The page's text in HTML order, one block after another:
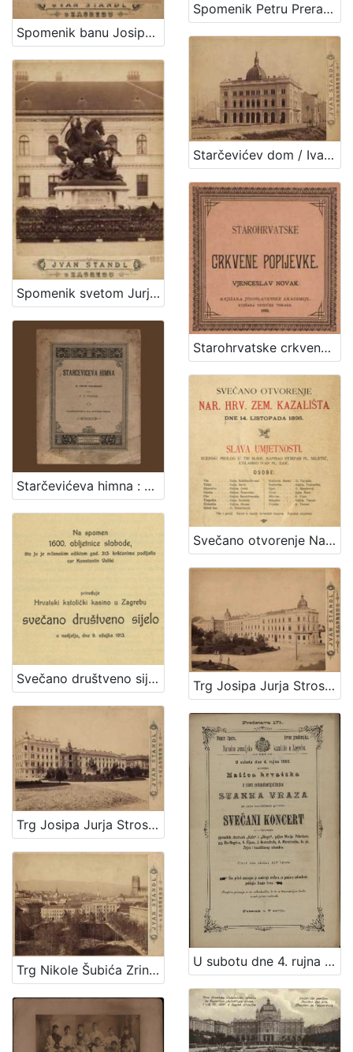
Spomenik banu Josipu Jelačiću : Trg bana Jelačića / Ivan Standl
Spomenik Petru Preradoviću / Ivan Standl
Spomenik svetom Jurju / Ivan Standl
Starčevićev dom / Ivan Standl
Starčevićeva himna : op. 189 / uglasbio F. S. Vilhar ; spjevao dr. August Harambašić
Starohrvatske crkvene popijevke / ukajdio ih, harmonizovao i tekstove im priudesio Vjenceslav Novak
Svečano društveno sijelo / priređuje Hrvatski katolički kasino u Zagrebu
Svečano otvorenje Nar. hrv. zem. kazališta : dne 14. listopada 1895.
Trg Josipa Jurja Strossmayera / Ivan Standl
Trg Josipa Jurja Strossmayera / Ivan Standl
Trg Nikole Šubića Zrinskog / Ivan Standl
U subotu dne 4. rujna 1880. priredjuje Matica hrvatska u slavu sedamdesetgodišnjice Stanka Vraza svečani koncert uz sudjelovanje pjevačkih družtvah "Kola" i "Sloge", gdjice Marije Prikrilove, gg. De-Negri-a, A. Fijana, J. Kratochvila, A. Mandrovića, Iv. pl. Zajca i kazalištnog orkestra / [program] Narodno zemaljsko kazalište u Zagrebu ; [program] Hrv. pjevačko družtvo "Kolo" u Zagrebu